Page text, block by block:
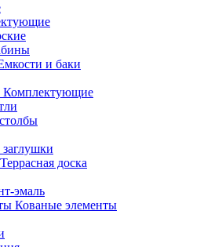
и баки
Комплектующие
Террасная доска
эмаль
Кованые элементы